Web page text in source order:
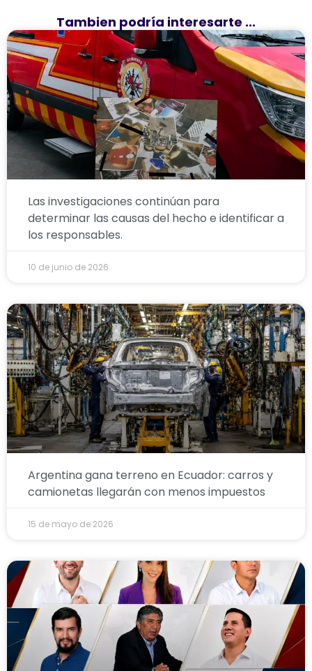
Tambien podría interesarte ...
Las investigaciones continúan para
determinar las causas del hecho e identificar a
los responsables.
10 de junio de 2026
Argentina gana terreno en Ecuador: carros y
camionetas llegarán con menos impuestos
15 de mayo de 2026